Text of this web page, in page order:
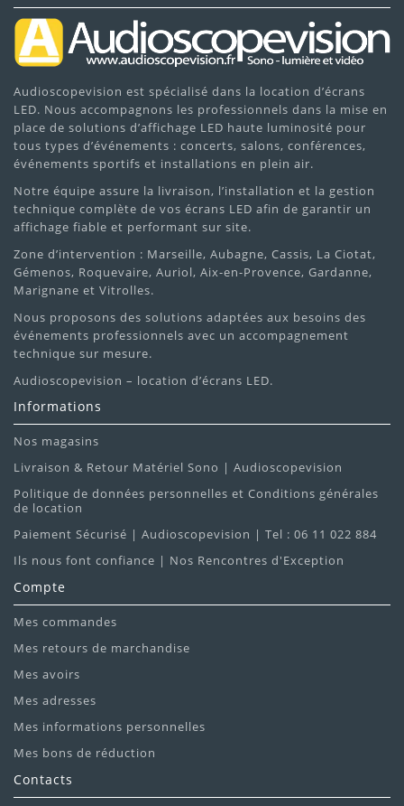
Audioscopevision est spécialisé dans la location d’écrans
LED. Nous accompagnons les professionnels dans la mise en
place de solutions d’affichage LED haute luminosité pour
tous types d’événements : concerts, salons, conférences,
événements sportifs et installations en plein air.
Notre équipe assure la livraison, l’installation et la gestion
technique complète de vos écrans LED afin de garantir un
affichage fiable et performant sur site.
Zone d’intervention : Marseille, Aubagne, Cassis, La Ciotat,
Gémenos, Roquevaire, Auriol, Aix-en-Provence, Gardanne,
Marignane et Vitrolles.
Nous proposons des solutions adaptées aux besoins des
événements professionnels avec un accompagnement
technique sur mesure.
Audioscopevision – location d’écrans LED.
Informations
Nos magasins
Livraison & Retour Matériel Sono | Audioscopevision
Politique de données personnelles et Conditions générales
de location
Paiement Sécurisé | Audioscopevision | Tel : 06 11 022 884
Ils nous font confiance | Nos Rencontres d'Exception
Compte
Mes commandes
Mes retours de marchandise
Mes avoirs
Mes adresses
Mes informations personnelles
Mes bons de réduction
Contacts